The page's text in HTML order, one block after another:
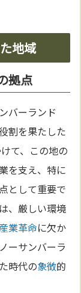
地域
拠点
バーランド
割を果たした
て、この地の
を支え、特に
として重要で
、厳しい環境
産業革命に欠か
ーサンバーラ
時代の象徴的